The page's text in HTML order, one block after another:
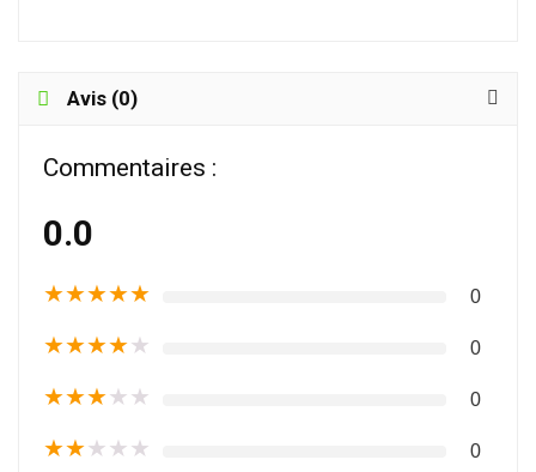
Avis (0)
Commentaires :
0.0
★★★★★ 0
★★★★★ 0
★★★★★ 0
★★★★★ 0